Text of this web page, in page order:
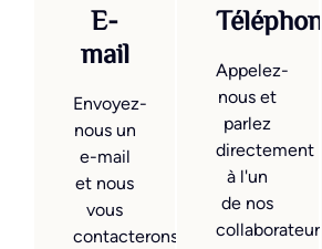
E-
mail
Envoyez-
nous un
e-mail
et nous
vous
contacterons
Téléphone
Appelez-
nous et
parlez
directement
à l'un
de nos
collaborateurs.